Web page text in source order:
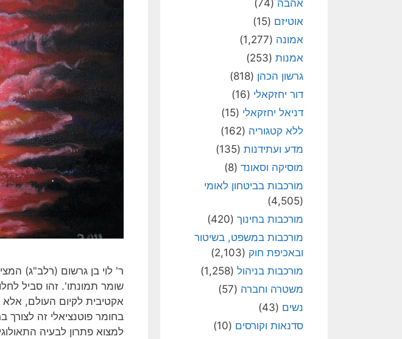
ר' לוי בן גרשום (רלב"ג)
שומר תמונתו'. זהו סביל
אקטיבית לקיום העולם,
בחומר פוטנציאלי זה
למצוא פתרון לבעיה
אהבה (74)
אוטיזם (15)
אמונה (1,277)
אמנות (253)
גרשון הכהן (818)
דור יחזקאלי (16)
דניאל יחזקאלי (15)
ללא קטגוריה (162)
מדע ועתידנות (135)
מוסיקה וסאונד (8)
מורכבות בביטחון לאומי
(4,505)
מורכבות בחינוך (420)
מורכבות במשפט, בשיטור
ובאכיפת חוק (2,103)
מורכבות בניהול (1,258)
משטרה וחברה (57)
נשים (43)
סדנאות וקורסים (10)